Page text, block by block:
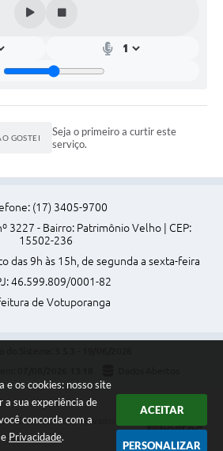
e os cookies: nosso site
a sua experiência de
concorda com a
e Privacidade.
ACEITAR
PERSONALIZAR
GOSTEI
Seja o primeiro a curtir este
serviço.
(17) 3405-9700
3227 - Bairro: Patrimônio Velho | CEP:
15502-236
das 9h às 15h, de segunda a sexta-feira
46.599.809/0001-82
de Votuporanga
os direitos reservados -